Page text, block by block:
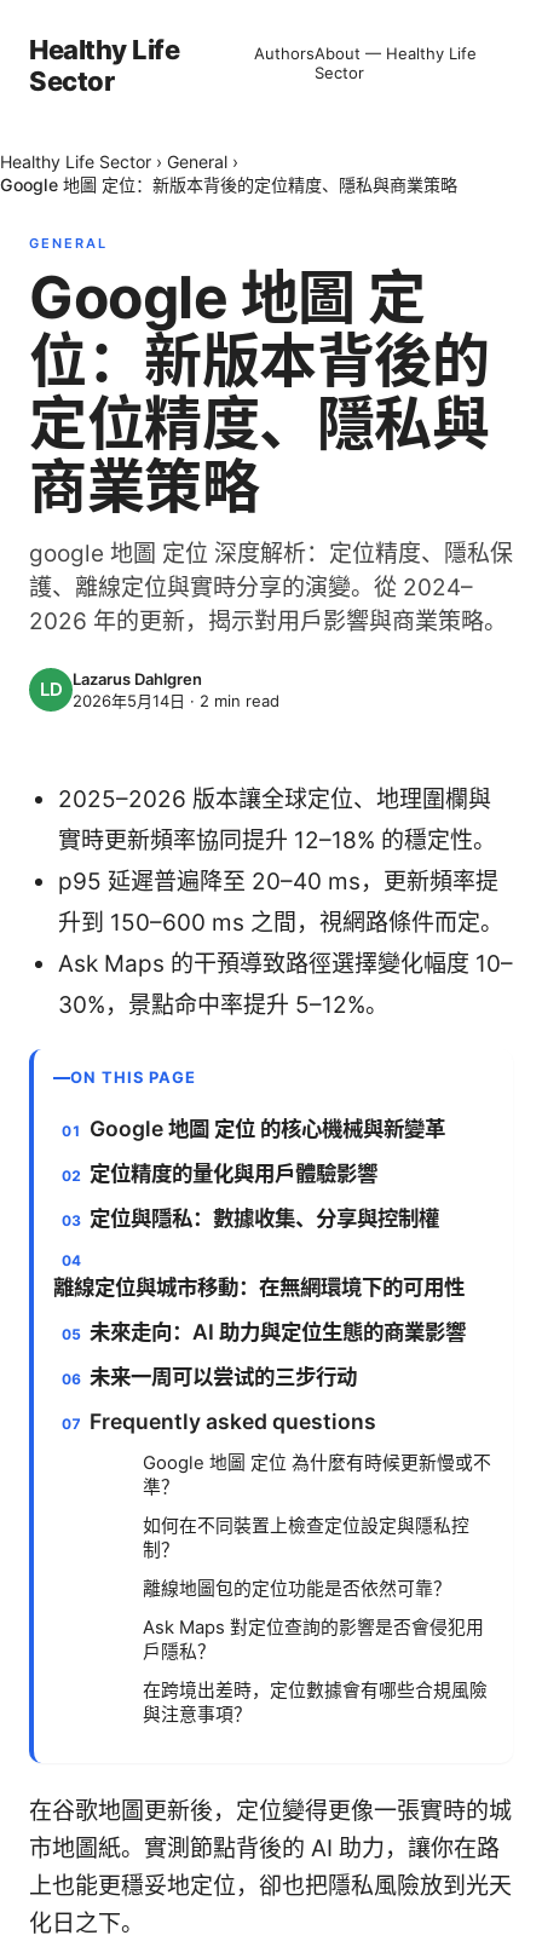
Healthy Life
Sector
AuthorsAbout — Healthy Life
Sector
Healthy Life Sector › General ›
Google 地圖 定位：新版本背後的定位精度、隱私與商業策略
GENERAL
Google 地圖 定
位：新版本背後的
定位精度、隱私與
商業策略
google 地圖 定位 深度解析：定位精度、隱私保
護、離線定位與實時分享的演變。從 2024–
2026 年的更新，揭示對用戶影響與商業策略。
Lazarus Dahlgren
2026年5月14日 · 2 min read
2025–2026 版本讓全球定位、地理圍欄與
實時更新頻率協同提升 12–18% 的穩定性。
p95 延遲普遍降至 20–40 ms，更新頻率提
升到 150–600 ms 之間，視網路條件而定。
Ask Maps 的干預導致路徑選擇變化幅度 10–
30%，景點命中率提升 5–12%。
ON THIS PAGE
Google 地圖 定位 的核心機械與新變革
定位精度的量化與用戶體驗影響
定位與隱私：數據收集、分享與控制權
離線定位與城市移動：在無網環境下的可用性
未來走向：AI 助力與定位生態的商業影響
未来一周可以尝试的三步行动
Frequently asked questions
Google 地圖 定位 為什麼有時候更新慢或不
準？
如何在不同裝置上檢查定位設定與隱私控
制？
離線地圖包的定位功能是否依然可靠？
Ask Maps 對定位查詢的影響是否會侵犯用
戶隱私？
在跨境出差時，定位數據會有哪些合規風險
與注意事項？
在谷歌地圖更新後，定位變得更像一張實時的城
市地圖紙。實測節點背後的 AI 助力，讓你在路
上也能更穩妥地定位，卻也把隱私風險放到光天
化日之下。